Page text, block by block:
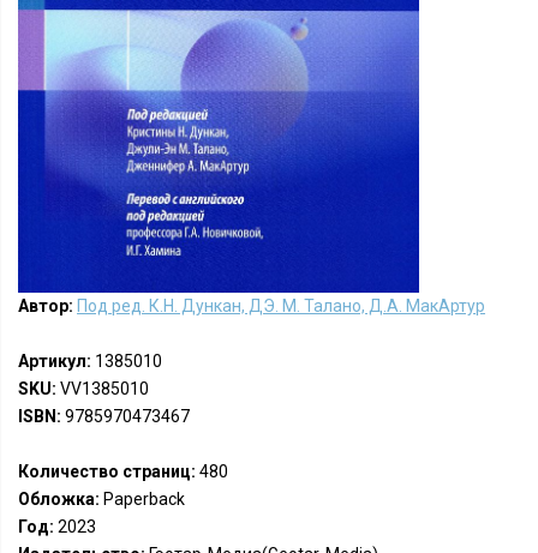
Автор: Под ред. К.Н. Дункан, ДЭ. М. Талано, Д.А. МакАртур
Артикул: 1385010
SKU: VV1385010
ISBN: 9785970473467
Количество страниц: 480
Обложка: Paperback
Год: 2023